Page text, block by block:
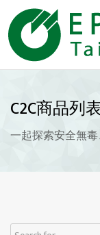
C2C商品列
一起探索安全無